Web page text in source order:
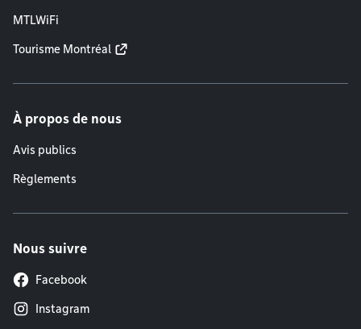
MTLWiFi
Tourisme Montréal
À propos de nous
Avis publics
Règlements
Nous suivre
Facebook
Instagram